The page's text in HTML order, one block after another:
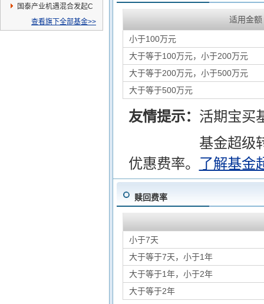
国泰产业机遇混合发起C
查看旗下全部基金>>
适用金额
小于100万元
大于等于100万元，小于200万元
大于等于200万元，小于500万元
大于等于500万元
友情提示： 活期宝买
基金超级
优惠费率。 了解基金
赎回费率
小于7天
大于等于7天，小于1年
大于等于1年，小于2年
大于等于2年